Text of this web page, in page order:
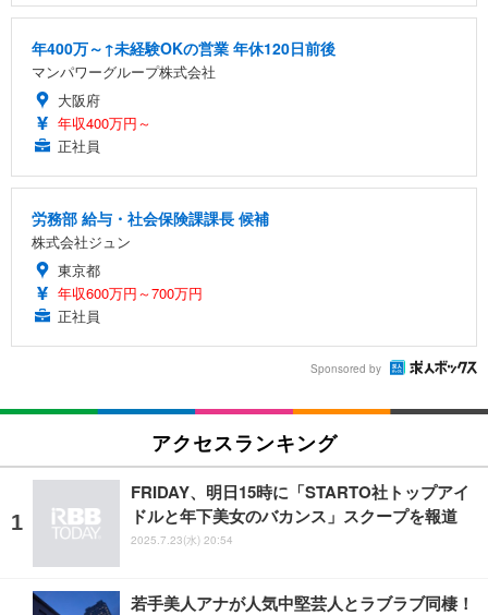
年400万～↑未経験OKの営業 年休120日前後
マンパワーグループ株式会社
大阪府
年収400万円～
正社員
労務部 給与・社会保険課課長 候補
株式会社ジュン
東京都
年収600万円～700万円
正社員
Sponsored by
アクセスランキング
FRIDAY、明日15時に「STARTO社トップアイ
ドルと年下美女のバカンス」スクープを報道
2025.7.23(水) 20:54
若手美人アナが人気中堅芸人とラブラブ同棲！